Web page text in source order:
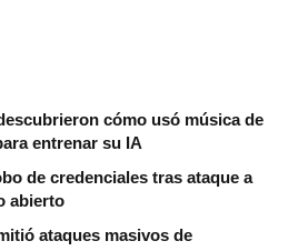
cómo usó música de
entrenar su IA
de credenciales tras ataque a
abierto
ataques masivos de